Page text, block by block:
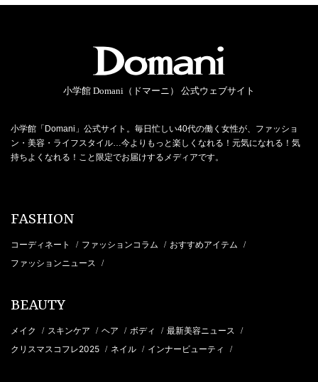
小学館 Domani（ドマーニ） 公式ウェブサイト
小学館「Domani」公式サイト。毎日忙しい40代の働く女性が、ファッショ
ン・美容・ライフスタイル…今よりもっと楽しくなれる！元気になれる！気
持ちよくなれる！こと限定でお届けするメディアです。
FASHION
コーディネート / ファッションコラム / おすすめアイテム /
ファッションニュース /
BEAUTY
メイク / スキンケア / ヘア / ボディ / 最新美容ニュース /
クリスマスコフレ2025 / ネイル / インナービューティ /